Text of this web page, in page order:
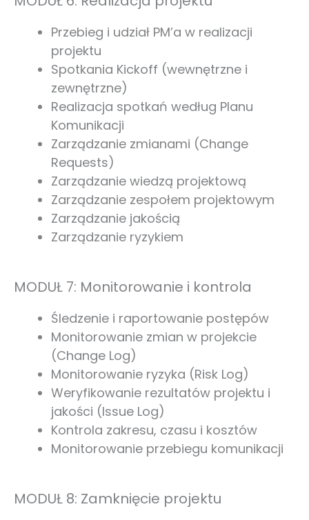
Przebieg i udział PM’a w realizacji
projektu
Spotkania Kickoff (wewnętrzne i
zewnętrzne)
Realizacja spotkań według Planu
Komunikacji
Zarządzanie zmianami (Change
Requests)
Zarządzanie wiedzą projektową
Zarządzanie zespołem projektowym
Zarządzanie jakością
Zarządzanie ryzykiem
MODUŁ 7: Monitorowanie i kontrola
Śledzenie i raportowanie postępów
Monitorowanie zmian w projekcie
(Change Log)
Monitorowanie ryzyka (Risk Log)
Weryfikowanie rezultatów projektu i
jakości (Issue Log)
Kontrola zakresu, czasu i kosztów
Monitorowanie przebiegu komunikacji
MODUŁ 8: Zamknięcie projektu